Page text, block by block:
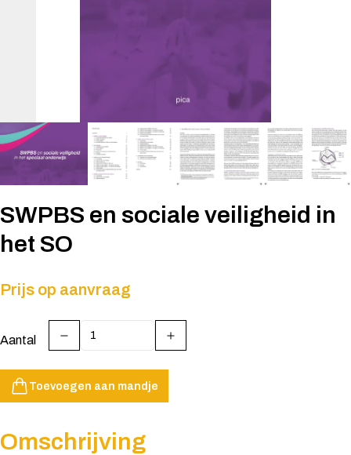
SWPBS en sociale veiligheid in
het SO
Prijs op aanvraag
Aantal
Toevoegen aan mandje
Omschrijving